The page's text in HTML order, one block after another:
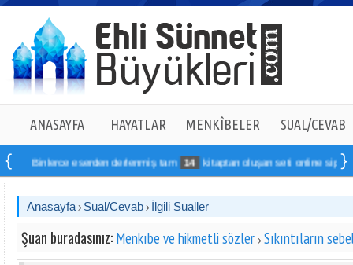
ANASAYFA HAYATLAR MENKÎBELER SUAL/CEVAB
Binlerce eserden derlenmiş tam 14 kitaptan oluşan seti online sipariş
Anasayfa Sual/Cevab İlgili Sualler
Şuan buradasınız: Menkıbe ve hikmetli sözler Sıkıntıların